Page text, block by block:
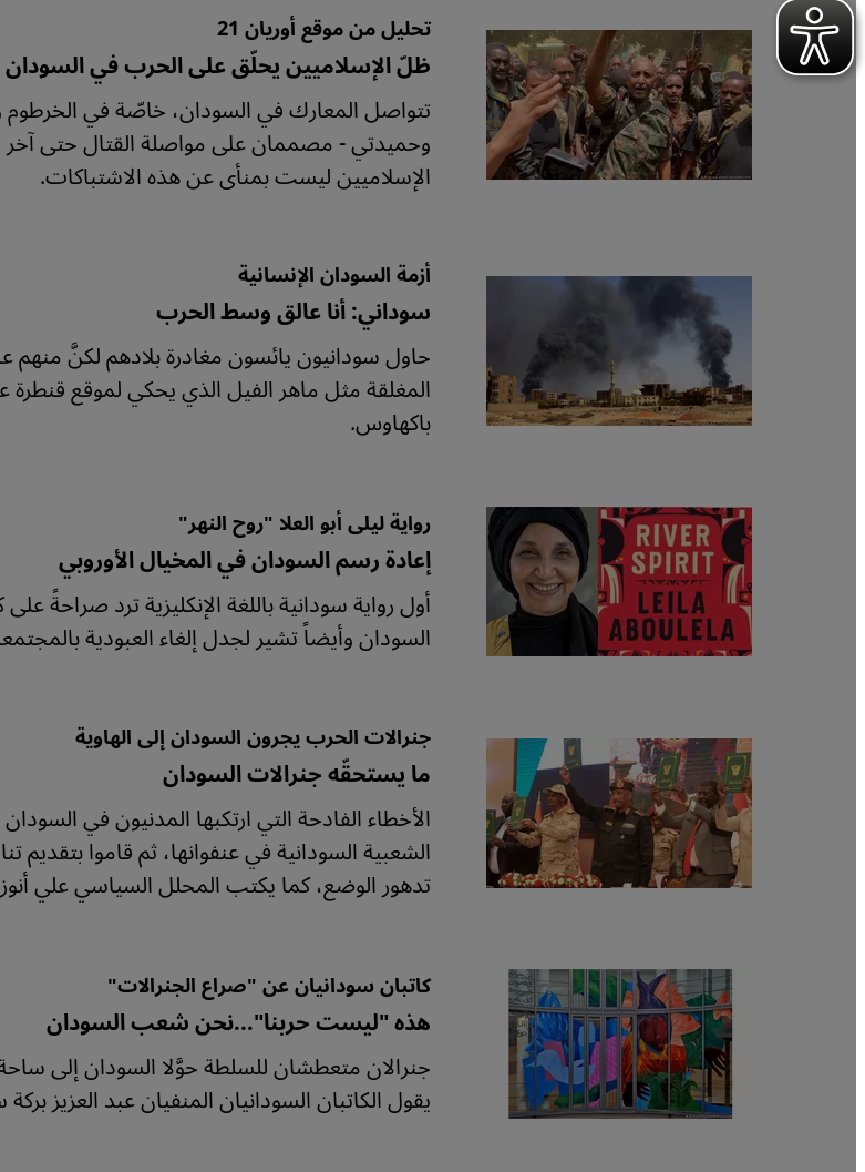
تحليل من موقع أوريان 21
ظلّ الإسلاميين يحلّق على الحرب في السودان
تتواصل المعارك في السودان، خاصّة في الخرطوم
وحميدتي - مصممان على مواصلة القتال حتى آخر
الإسلاميين ليست بمنأى عن هذه الاشتباكات.
أزمة السودان الإنسانية
سوداني: أنا عالق وسط الحرب
حاول سودانيون يائسون مغادرة بلادهم لكنَّ
المغلقة مثل ماهر الفيل الذي يحكي لموقع قنطرة
باكهاوس.
رواية ليلى أبو العلا "روح النهر"
إعادة رسم السودان في المخيال الأوروبي
السودان وأيضاً تشير لجدل إلغاء العبودية
جنرالات الحرب يجرون السودان إلى الهاوية
ما يستحقّه جنرالات السودان
الأخطاء الفادحة التي ارتكبها المدنيون في
الشعبية السودانية في عنفوانها، ثم قاموا
تدهور الوضع، كما يكتب المحلل السياسي علي
كاتبان سودانيان عن "صراع الجنرالات"
هذه "ليست حربنا"...نحن شعب السودان
جنرالان متعطشان للسلطة حوَّلا السودان إلى
يقول الكاتبان السودانيان المنفيان عبد العزيز